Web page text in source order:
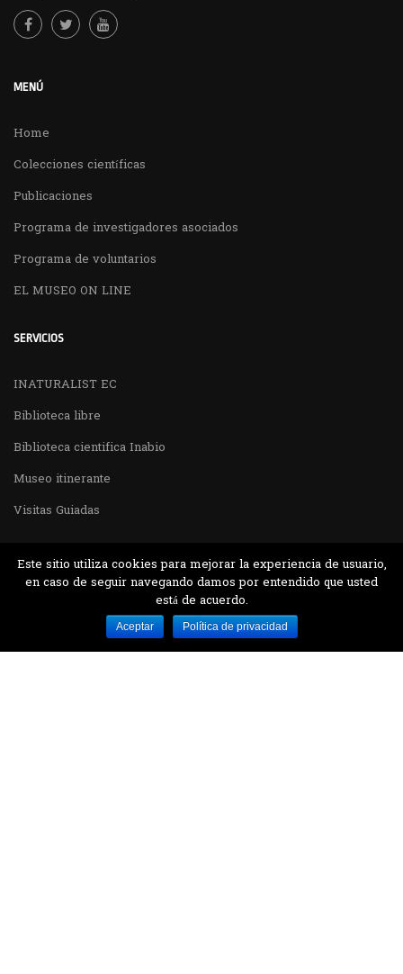
MENÚ
Home
Colecciones científicas
Publicaciones
Programa de investigadores asociados
Programa de voluntarios
EL MUSEO ON LINE
SERVICIOS
INATURALIST EC
Biblioteca libre
Biblioteca cientifica Inabio
Museo itinerante
Visitas Guiadas
Desarrollado por MJTEC.
Este sitio utiliza cookies para mejorar la experiencia de usuario,
en caso de seguir navegando damos por entendido que usted
está de acuerdo.
Aceptar Política de privacidad